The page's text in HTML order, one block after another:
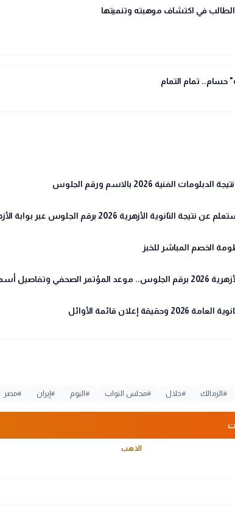
في اكتشاف موهبته وتنميتها
تمام التمام
الفنية 2026 بالاسم ورقم الجلوس
الأزهرية 2026 برقم الجلوس عبر بوابة الأزهر
الخصم المباشر للخبز
أسماء الأوائل
إعلان قائمة الأوائل
#الزمالك #خلال #مجلس النواب #اليوم #إيران #مصر
الذهب